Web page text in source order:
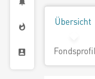
Übersicht
Fondsprofil